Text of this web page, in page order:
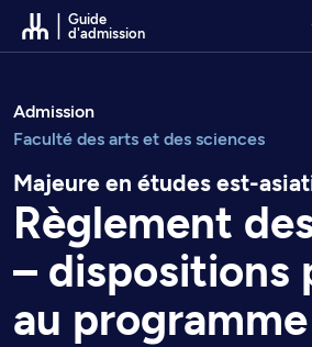
Passer au contenu
Guide
d'admission
Admission
Faculté des arts et des sciences
Majeure en études est-
Règlement
– dispositions
au programme